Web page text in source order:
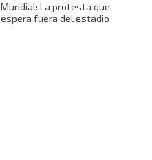
Mundial: La protesta que
espera fuera del estadio